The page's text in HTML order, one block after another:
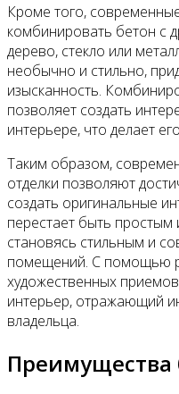
Кроме того,
комбинировать бетон с
дерево, стекло или
необычно и стильно,
изысканность.
позволяет создать
интерьере, что делает
Таким образом,
отделки позволяют
создать оригинальные
перестает быть
становясь стильным и
помещений. С помощью
художественных
интерьер, отражающий
владельца.
Преимущества